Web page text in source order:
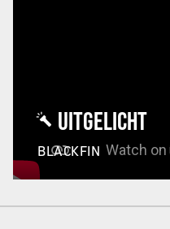
UITGELICHT
BLACKFIN